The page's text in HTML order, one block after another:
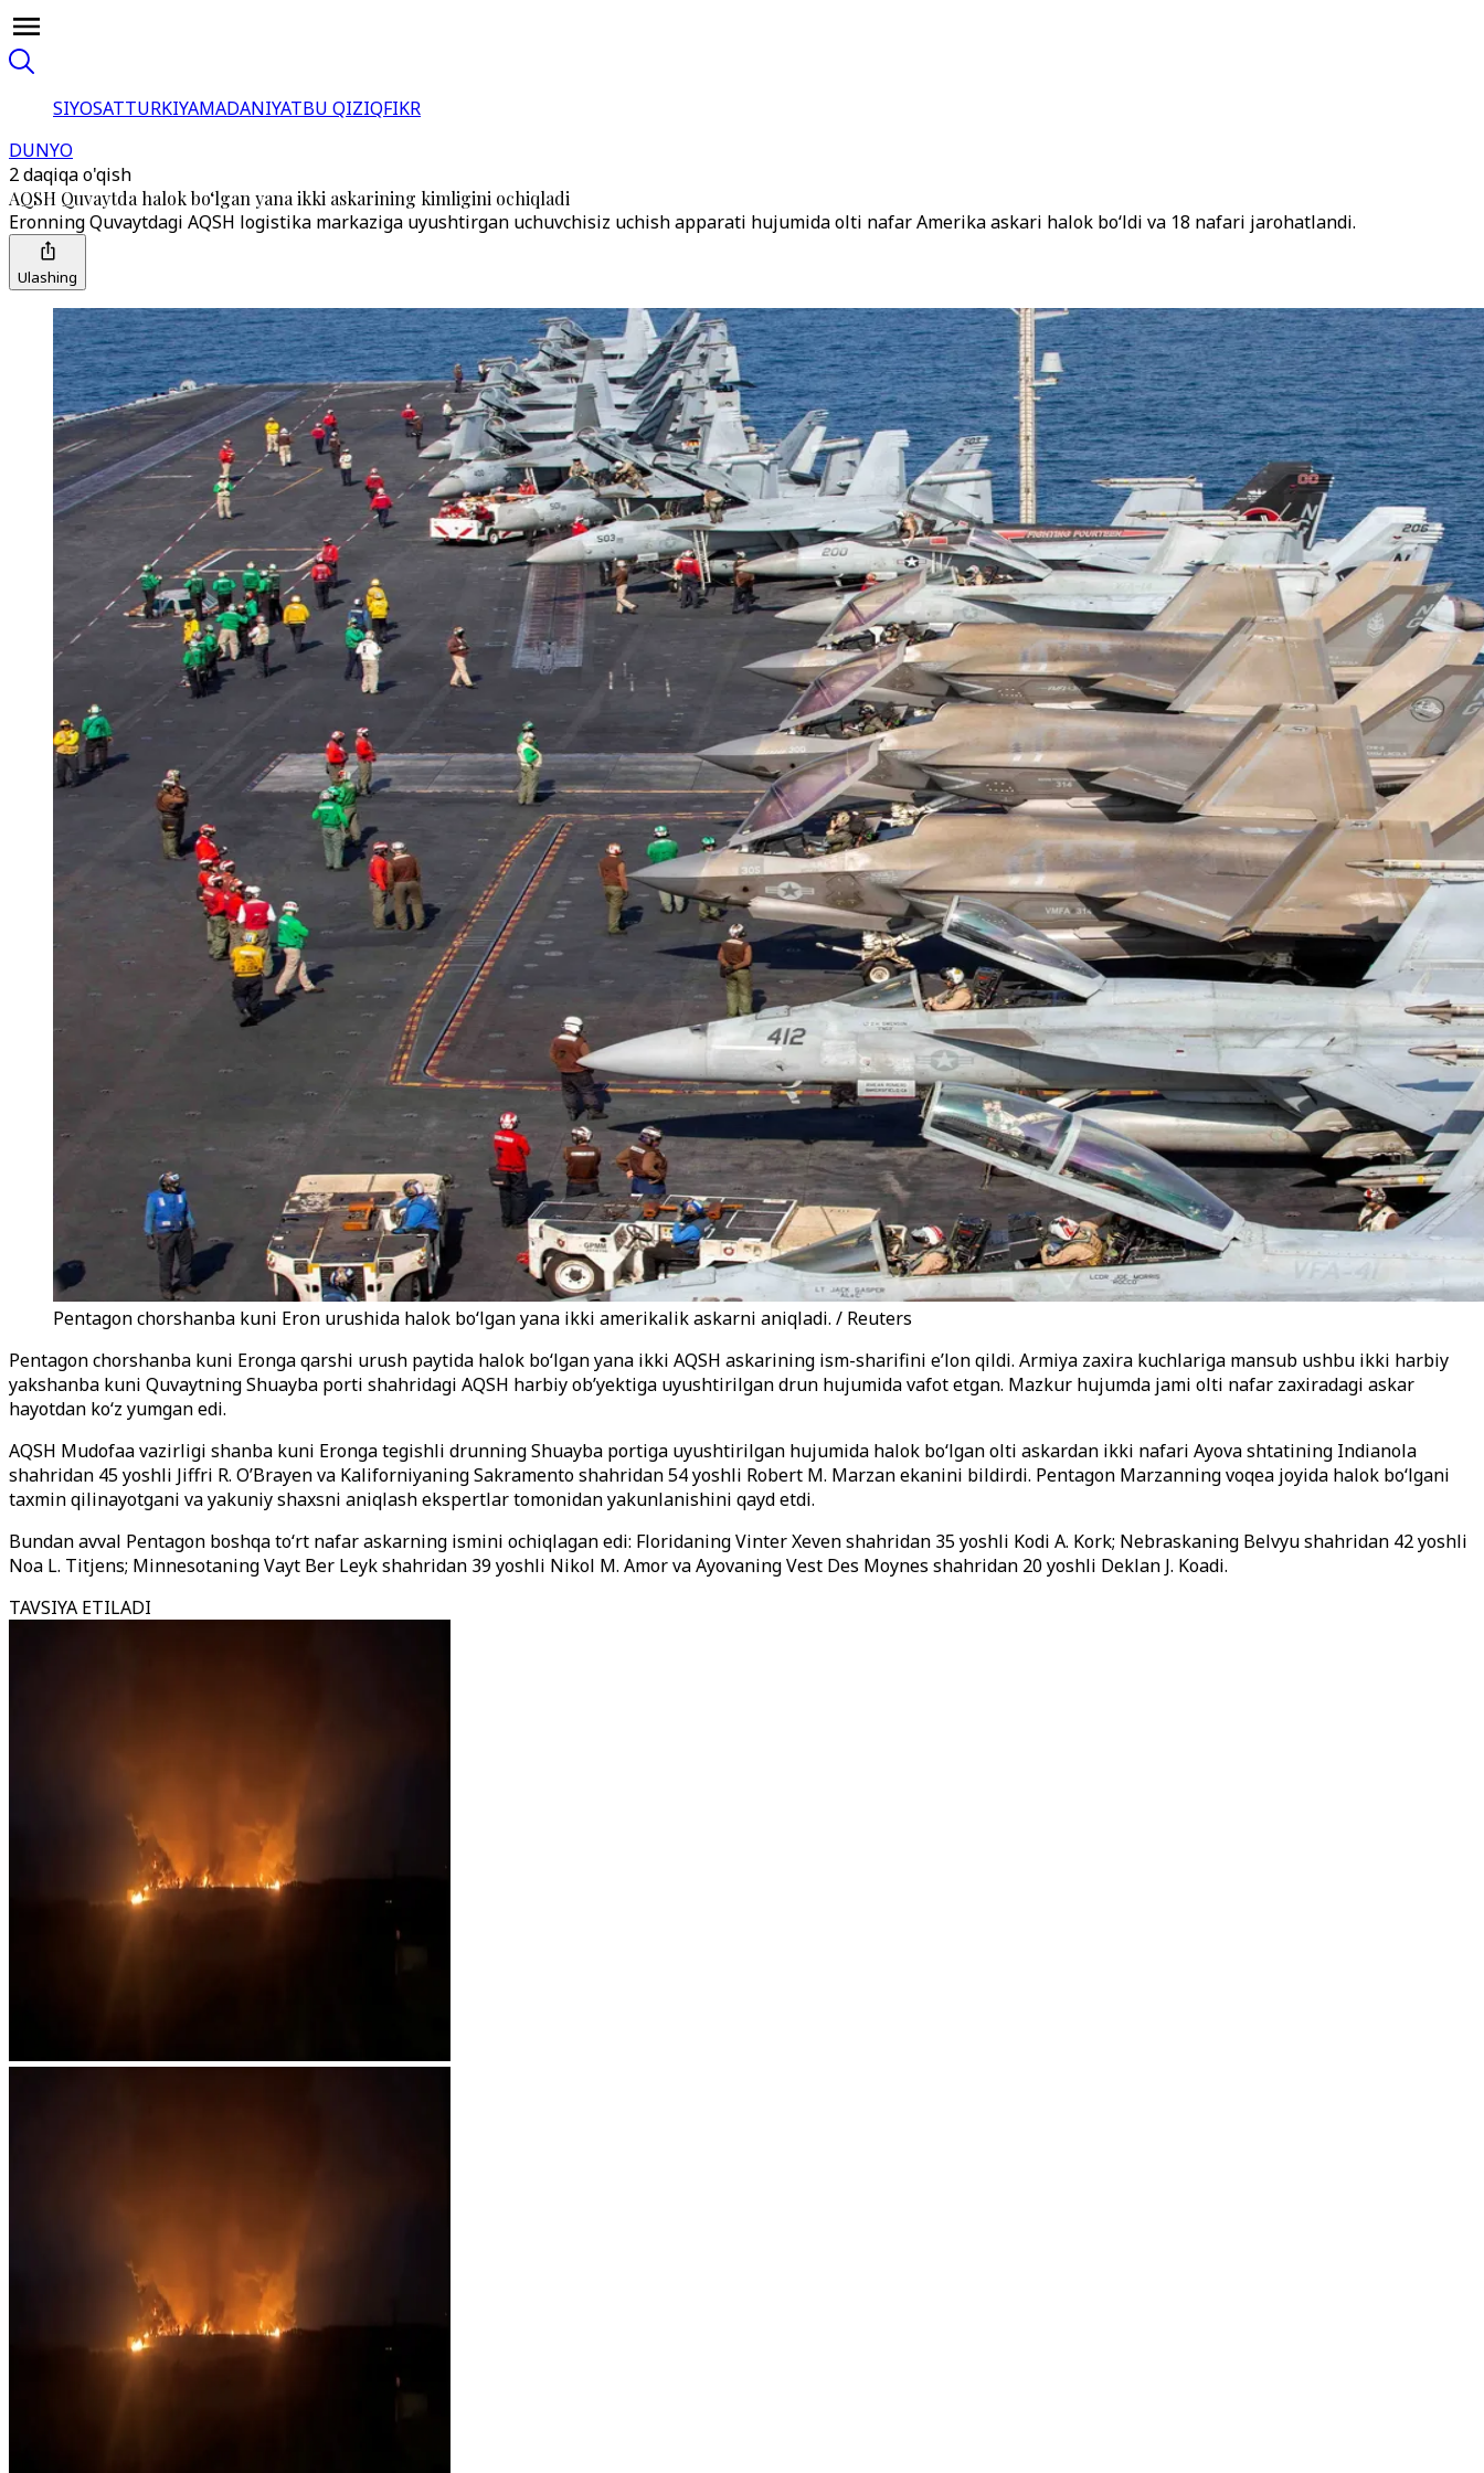
SIYOSATTURKIYAMADANIYATBU QIZIQFIKR
DUNYO
2 daqiqa o'qish
AQSH Quvaytda halok bo‘lgan yana ikki askarining kimligini ochiqladi
Eronning Quvaytdagi AQSH logistika markaziga uyushtirgan uchuvchisiz uchish apparati hujumida olti nafar Amerika askari halok bo‘ldi va 18 nafari jarohatlandi.
Ulashing
Pentagon chorshanba kuni Eron urushida halok bo‘lgan yana ikki amerikalik askarni aniqladi. / Reuters
Pentagon chorshanba kuni Eronga qarshi urush paytida halok bo‘lgan yana ikki AQSH askarining ism-sharifini e’lon qildi. Armiya zaxira kuchlariga mansub ushbu ikki harbiy
yakshanba kuni Quvaytning Shuayba porti shahridagi AQSH harbiy ob’yektiga uyushtirilgan drun hujumida vafot etgan. Mazkur hujumda jami olti nafar zaxiradagi askar
hayotdan ko‘z yumgan edi.
AQSH Mudofaa vazirligi shanba kuni Eronga tegishli drunning Shuayba portiga uyushtirilgan hujumida halok bo‘lgan olti askardan ikki nafari Ayova shtatining Indianola
shahridan 45 yoshli Jiffri R. O’Brayen va Kaliforniyaning Sakramento shahridan 54 yoshli Robert M. Marzan ekanini bildirdi. Pentagon Marzanning voqea joyida halok bo‘lgani
taxmin qilinayotgani va yakuniy shaxsni aniqlash ekspertlar tomonidan yakunlanishini qayd etdi.
Bundan avval Pentagon boshqa to‘rt nafar askarning ismini ochiqlagan edi: Floridaning Vinter Xeven shahridan 35 yoshli Kodi A. Kork; Nebraskaning Belvyu shahridan 42 yoshli
Noa L. Titjens; Minnesotaning Vayt Ber Leyk shahridan 39 yoshli Nikol M. Amor va Ayovaning Vest Des Moynes shahridan 20 yoshli Deklan J. Koadi.
TAVSIYA ETILADI